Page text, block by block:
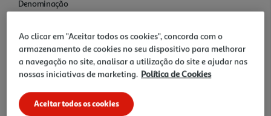
Denominação
Nome e Morada
Pierre Fabre Dermo-Cosmétique Rua Rodrigo da Fonseca Nº 178 3º
e 5º 1070-243 Lisboa
Informação Adicional
Ao clicar em "Aceitar todos os cookies", concorda com o
armazenamento de cookies no seu dispositivo para melhorar
a navegação no site, analisar a utilização do site e ajudar nas
nossas iniciativas de marketing. Política de Cookies
Aceitar todos os cookies